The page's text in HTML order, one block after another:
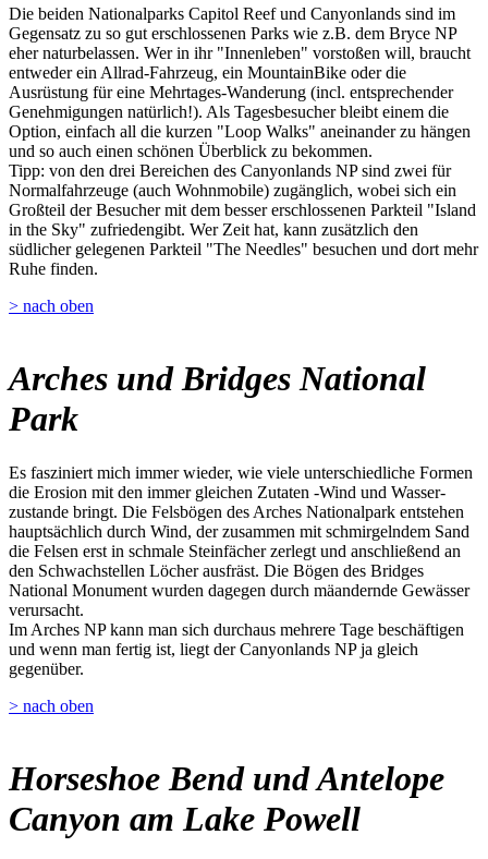
Die beiden Nationalparks Capitol Reef und Canyonlands sind im
Gegensatz zu so gut erschlossenen Parks wie z.B. dem Bryce NP
eher naturbelassen. Wer in ihr "Innenleben" vorstoßen will, braucht
entweder ein Allrad-Fahrzeug, ein MountainBike oder die
Ausrüstung für eine Mehrtages-Wanderung (incl. entsprechender
Genehmigungen natürlich!). Als Tagesbesucher bleibt einem die
Option, einfach all die kurzen "Loop Walks" aneinander zu hängen
und so auch einen schönen Überblick zu bekommen.
Tipp: von den drei Bereichen des Canyonlands NP sind zwei für
Normalfahrzeuge (auch Wohnmobile) zugänglich, wobei sich ein
Großteil der Besucher mit dem besser erschlossenen Parkteil "Island
in the Sky" zufriedengibt. Wer Zeit hat, kann zusätzlich den
südlicher gelegenen Parkteil "The Needles" besuchen und dort mehr
Ruhe finden.
> nach oben
Arches und Bridges National
Park
Es fasziniert mich immer wieder, wie viele unterschiedliche Formen
die Erosion mit den immer gleichen Zutaten -Wind und Wasser-
zustande bringt. Die Felsbögen des Arches Nationalpark entstehen
hauptsächlich durch Wind, der zusammen mit schmirgelndem Sand
die Felsen erst in schmale Steinfächer zerlegt und anschließend an
den Schwachstellen Löcher ausfräst. Die Bögen des Bridges
National Monument wurden dagegen durch mäandernde Gewässer
verursacht.
Im Arches NP kann man sich durchaus mehrere Tage beschäftigen
und wenn man fertig ist, liegt der Canyonlands NP ja gleich
gegenüber.
> nach oben
Horseshoe Bend und Antelope
Canyon am Lake Powell